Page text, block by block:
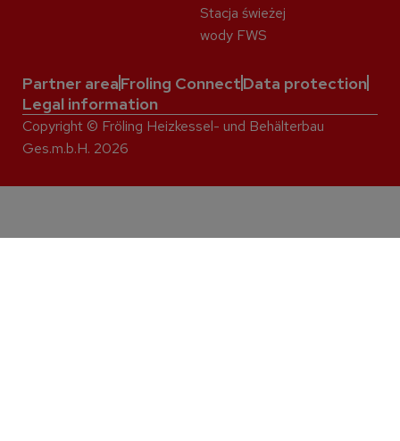
Stacja świeżej
wody FWS
Partner areaFroling ConnectData protection
Legal information
Copyright © Fröling Heizkessel- und Behälterbau
Ges.m.b.H. 2026